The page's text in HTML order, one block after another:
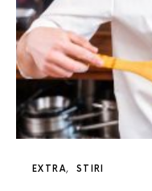
EXTRA STIRI